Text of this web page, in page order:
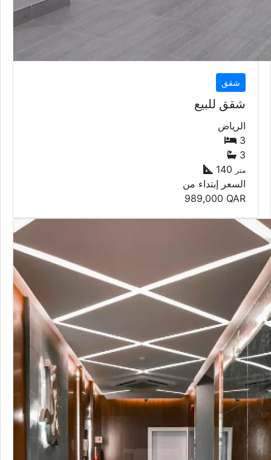
شقق
شقق للبيع
الرياض
3
3
140
متر
السعر إبتداء من
989,000 QAR